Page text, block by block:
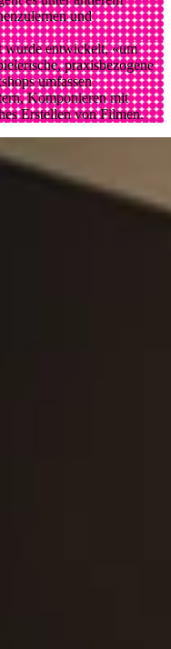
und
wurde entwickelt, «um
praxisbezogene
umfassen
Komponieren mit
Erstellen von Filmen.